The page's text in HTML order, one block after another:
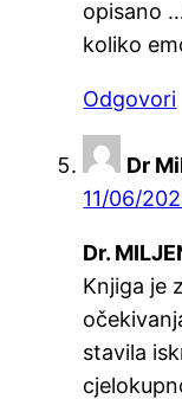
opisano
koliko
Odgovori
Dr
11/06/
Dr.
Knjiga je
stavila